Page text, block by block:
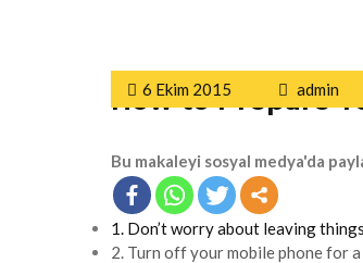
6 Ekim 2015 admin
How to Prepare
Bu makaleyi sosyal medya'da
1. Don’t worry about leaving things
2. Turn off your mobile phone for